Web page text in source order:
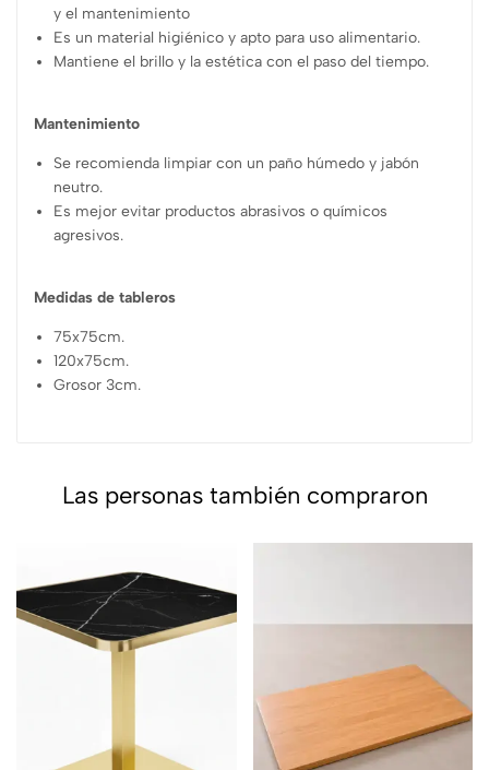
y el mantenimiento
Es un material higiénico y apto para uso alimentario.
Mantiene el brillo y la estética con el paso del tiempo.
Mantenimiento
Se recomienda limpiar con un paño húmedo y jabón
neutro.
Es mejor evitar productos abrasivos o químicos
agresivos.
Medidas de tableros
75x75cm.
120x75cm.
Grosor 3cm.
Las personas también compraron